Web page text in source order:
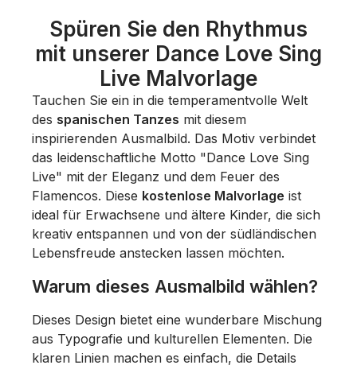
Spüren Sie den Rhythmus
mit unserer Dance Love Sing
Live Malvorlage
Tauchen Sie ein in die temperamentvolle Welt
des spanischen Tanzes mit diesem
inspirierenden Ausmalbild. Das Motiv verbindet
das leidenschaftliche Motto "Dance Love Sing
Live" mit der Eleganz und dem Feuer des
Flamencos. Diese kostenlose Malvorlage ist
ideal für Erwachsene und ältere Kinder, die sich
kreativ entspannen und von der südländischen
Lebensfreude anstecken lassen möchten.
Warum dieses Ausmalbild wählen?
Dieses Design bietet eine wunderbare Mischung
aus Typografie und kulturellen Elementen. Die
klaren Linien machen es einfach, die Details